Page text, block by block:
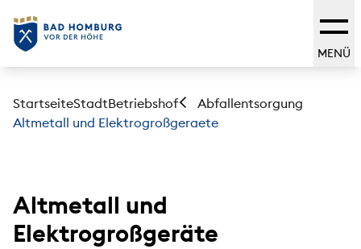
MENÜ
StartseiteStadtBetriebshof
Abfallentsorgung
Altmetall und Elektrogroßgeraete
Altmetall und
Elektrogroßgeräte